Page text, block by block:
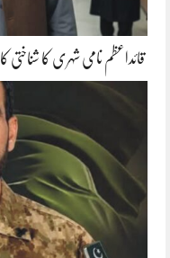
قائداعظم نامی شہری کا